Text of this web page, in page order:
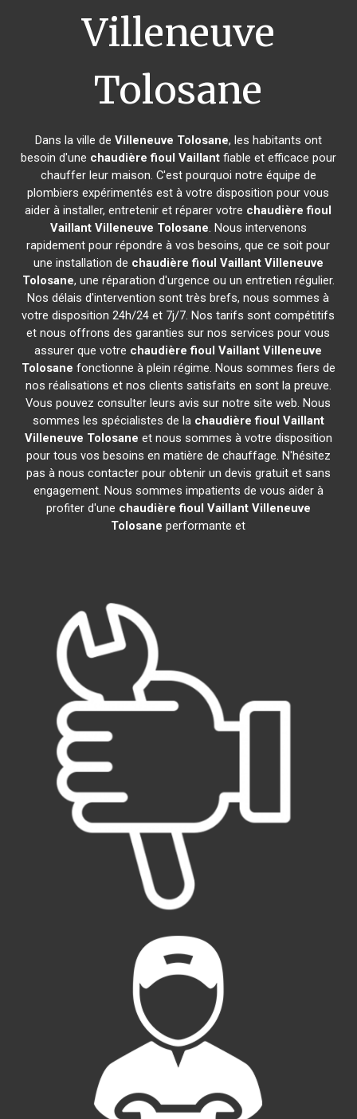
Villeneuve
Tolosane
Dans la ville de Villeneuve Tolosane, les habitants ont
besoin d'une chaudière fioul Vaillantfiable et efficace pour
chauffer leur maison. C'est pourquoi notre équipe de
plombiers expérimentés est à votre disposition pour vous
aider à installer, entretenir et réparer votre chaudière fioul
Vaillant Villeneuve Tolosane. Nous intervenons
rapidement pour répondre à vos besoins, que ce soit pour
une installation de chaudière fioul Vaillant Villeneuve
Tolosane, une réparation d'urgence ou un entretien régulier.
Nos délais d'intervention sont très brefs, nous sommes à
votre disposition 24h/24 et 7j/7. Nos tarifs sont compétitifs
et nous offrons des garanties sur nos services pour vous
assurer que votre chaudière fioul Vaillant Villeneuve
Tolosane fonctionne à plein régime. Nous sommes fiers de
nos réalisations et nos clients satisfaits en sont la preuve.
Vous pouvez consulter leurs avis sur notre site web. Nous
sommes les spécialistes de la chaudière fioul Vaillant
Villeneuve Tolosane et nous sommes à votre disposition
pour tous vos besoins en matière de chauffage. N'hésitez
pas à nous contacter pour obtenir un devis gratuit et sans
engagement. Nous sommes impatients de vous aider à
profiter d'une chaudière fioul Vaillant Villeneuve
Tolosane performante et